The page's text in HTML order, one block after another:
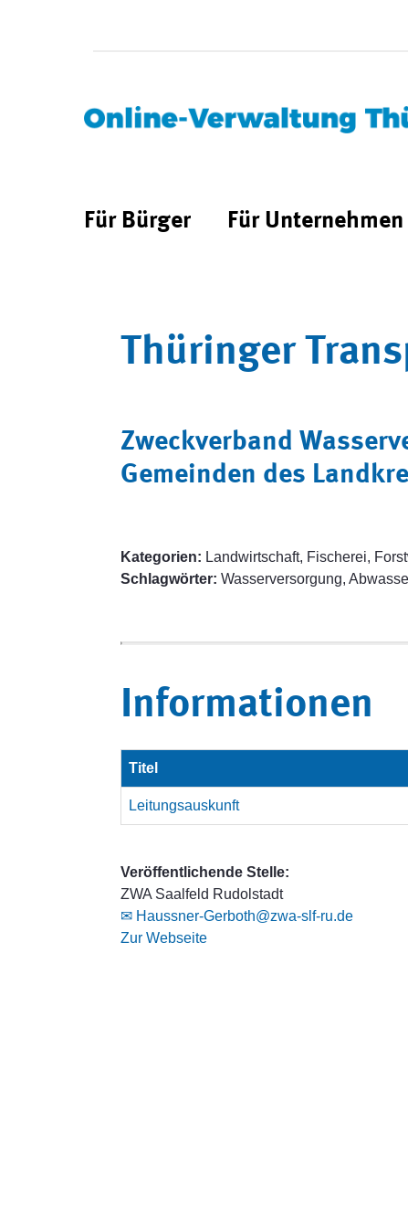
Für Bürger Für Unternehmen
Thüringer
Zweckverband
Gemeinden des
Kategorien: Landwirtschaft, Fischerei,
Schlagwörter: Wasserversorgung,
Informationen
Titel
Leitungsauskunft
Veröffentlichende Stelle:
ZWA Saalfeld Rudolstadt
✉ Haussner-Gerboth@zwa-slf-ru.de
Zur Webseite